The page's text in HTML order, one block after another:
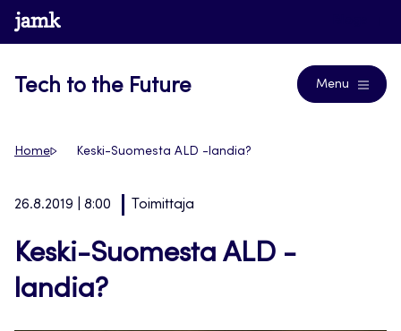
Siirry
suoraan
www.jamk.fi
Tech to the Future Menu
Home Keski-Suomesta ALD -landia?
26.8.2019 | 8:00 Toimittaja
Keski-Suomesta ALD -
landia?